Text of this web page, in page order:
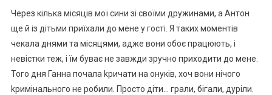
Через кілька місяців мої сини зі своїми дружинами, а Антон
ще й із дітьми приїхали до мене у гості. Я таких моментів
чекала днями та місяцями, адже вони обоє працюють, і
невістки теж, і їм буває не завжди зручно приходити до мене.
Того дня Ганна почала kричати на онуків, хоч вони нічого
kримінального не робили. Просто діти… грали, бігали, дуріли.